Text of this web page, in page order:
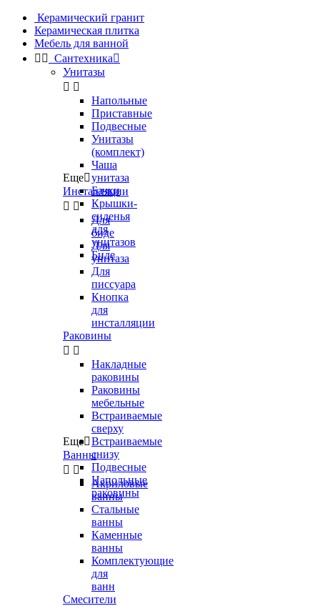
Керамический гранит
Керамическая плитка
Мебель для ванной
  Сантехника
Унитазы
 
Напольные
Приставные
Подвесные
Унитазы
(комплект)
Чаша
унитаза
Бачки
Крышки-
сиденья
для
унитазов
Биде
Еще
Инсталляции
 
Для
биде
Для
унитаза
Для
писсуара
Кнопка
для
инсталляции
Раковины
 
Накладные
раковины
Раковины
мебельные
Встраиваемые
сверху
Встраиваемые
снизу
Подвесные
Напольные
раковины
Еще
Ванны
 
Акриловые
ванны
Стальные
ванны
Каменные
ванны
Комплектующие
для
ванн
Смесители